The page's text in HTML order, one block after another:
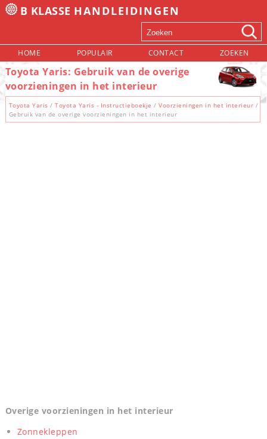
B KLASSE HANDLEIDINGEN
HOME POPULAIR CONTACT ZOEKEN
Toyota Yaris: Gebruik van de overige
voorzieningen in het interieur
Toyota Yaris /Toyota Yaris - Instructieboekje /Voorzieningen in het interieur /
Gebruik van de overige voorzieningen in het interieur
Overige voorzieningen in het interieur
Zonnekleppen